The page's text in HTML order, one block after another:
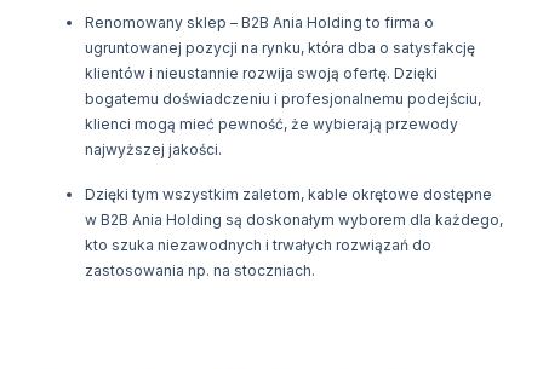
Renomowany sklep – B2B Ania Holding to firma o
ugruntowanej pozycji na rynku, która dba o satysfakcję
klientów i nieustannie rozwija swoją ofertę. Dzięki
bogatemu doświadczeniu i profesjonalnemu podejściu,
klienci mogą mieć pewność, że wybierają przewody
najwyższej jakości.
Dzięki tym wszystkim zaletom, kable okrętowe dostępne
w B2B Ania Holding są doskonałym wyborem dla każdego,
kto szuka niezawodnych i trwałych rozwiązań do
zastosowania np. na stoczniach.